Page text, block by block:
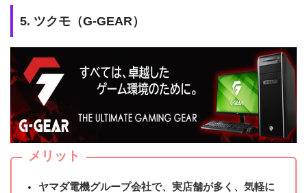
5. ツクモ（G-GEAR）
メリット
ヤマダ電機グループ会社で、実店舗が多く、気軽に